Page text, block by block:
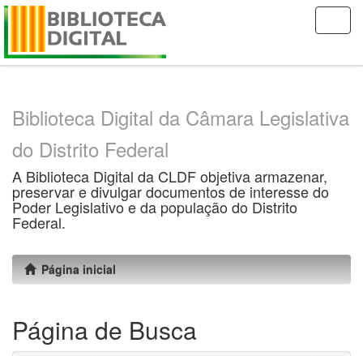
Skip
Biblioteca Digital da Câmara Legislativa
do Distrito Federal
A Biblioteca Digital da CLDF objetiva armazenar,
preservar e divulgar documentos de interesse do
Poder Legislativo e da população do Distrito
Federal.
Página inicial
Página de Busca